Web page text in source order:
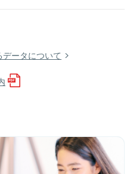
ータについて